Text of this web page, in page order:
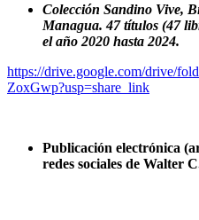
Colección Sandino Vive,
Managua. 47 títulos (47
el año 2020 hasta 2024.
https://drive.google.com/drive/
ZoxGwp?usp=share_link
Publicación electrónica
redes sociales de Walter